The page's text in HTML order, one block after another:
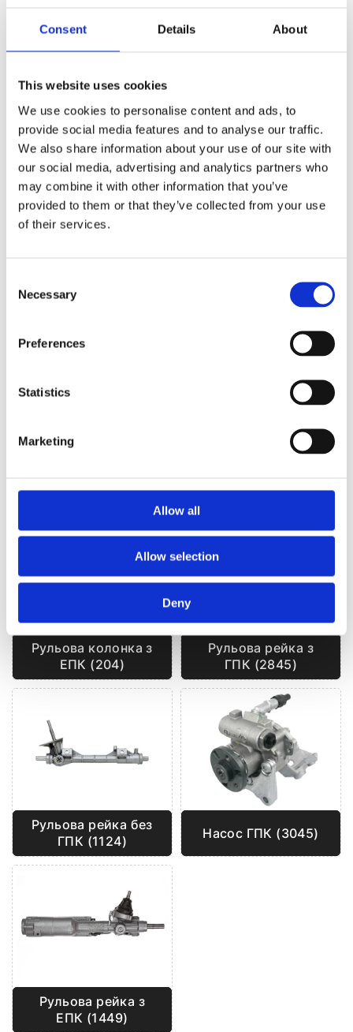
Consent Details About
This website uses cookies
We use cookies to personalise content and ads, to
provide social media features and to analyse our traffic.
We also share information about your use of our site with
our social media, advertising and analytics partners who
may combine it with other information that you’ve
provided to them or that they’ve collected from your use
of their services.
Selection
Necessary
Preferences
Statistics
Marketing
Allow all
Allow selection
Deny
РЕМОНТ
Країна*
Poland
Ім'я*
Зверніть увагу на нашу
Рульова колонка з
ЕПК (204)
Рульова рейка з
ГПК (2845)
Рульова рейка без
ГПК (1124)
Насос ГПК (3045)
Рульова рейка з
ЕПК (1449)